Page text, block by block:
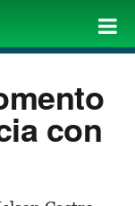
con